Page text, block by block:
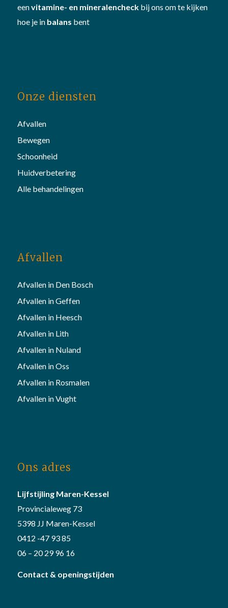
eenvitamine- en mineralencheckbij ons om te kijken
hoe je in balans bent
Onze diensten
Afvallen
Bewegen
Schoonheid
Huidverbetering
Alle behandelingen
Afvallen
Afvallen in Den Bosch
Afvallen in Geffen
Afvallen in Heesch
Afvallen in Lith
Afvallen in Nuland
Afvallen in Oss
Afvallen in Rosmalen
Afvallen in Vught
Ons adres
Lijfstijling Maren-Kessel
Provincialeweg 73
5398 JJ Maren-Kessel
0412 -47 93 85
06 – 20 29 96 16
Contact & openingstijden